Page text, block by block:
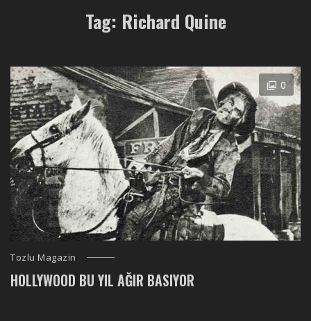
Tag: Richard Quine
0
Tozlu Magazin
HOLLYWOOD BU YIL AĞIR BASIYOR